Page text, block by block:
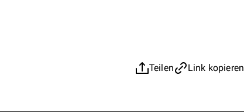
Teilen Link kopieren